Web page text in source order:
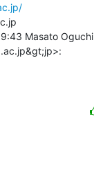
Masato Oguchi